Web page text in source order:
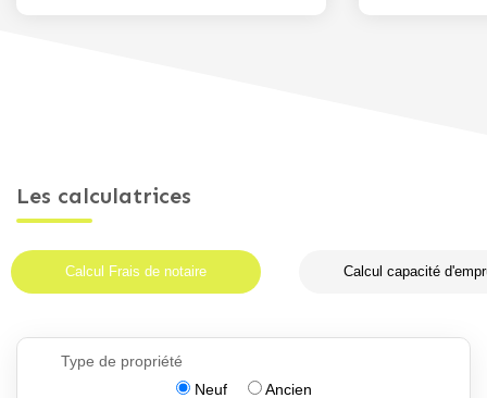
Les calculatrices
Calcul Frais de notaire Calcul capacité